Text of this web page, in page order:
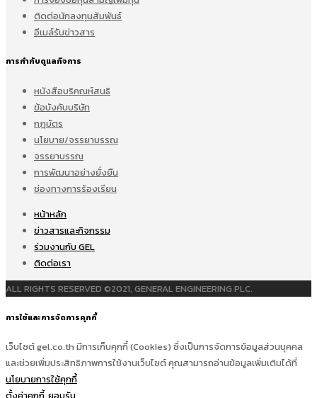
ติดต่อนักลงทุนสัมพันธ์
อีเมล์รับข่าวสาร
การกำกับดูแลกิจการ
หนังสือบริคณห์สนธิ
ข้อบังคับบริษัท
กฎบัตร
นโยบาย/จรรยาบรรณ
จรรยาบรรณ
การพัฒนาอย่างยั่งยืน
ช่องทางการร้องเรียน
หน้าหลัก
ข่าวสารและกิจกรรม
ร่วมงานกับ GEL
ติดต่อเรา
ALL RIGHTS RESERVED ©2021, GENERAL ENGINEERING PLC.
การใช้และการจัดการคุกกี้
เว็บไซต์ gel.co.th มีการเก็บคุกกี้ (Cookies) ซึ่งเป็นการจัดการข้อมูลส่วนบุคคล
และช่วยเพิ่มประสิทธิภาพการใช้งานเว็บไซต์ คุณสามารถอ่านข้อมูลเพิ่มเติมได้ที่
นโยบายการใช้คุกกี้